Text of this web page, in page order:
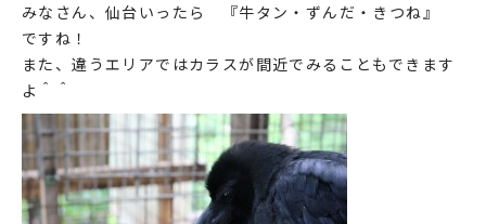
みなさん、仙台いったら 『牛タン・ずんだ・きつね』
ですね！
また、違うエリアではカラスが間近でみることもできます
よ＾＾